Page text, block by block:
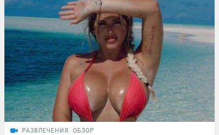
РАЗВЛЕЧЕНИЯ ОБЗОР